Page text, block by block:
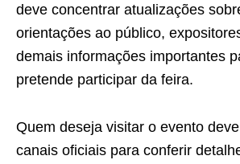
deve concentrar atualizações
orientações ao público,
demais informações importantes
pretende participar da feira.
Quem deseja visitar o evento
canais oficiais para conferir